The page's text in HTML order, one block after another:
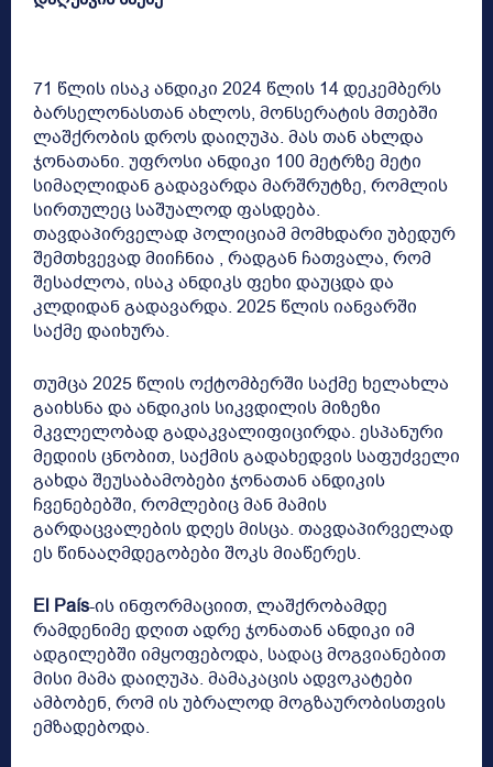
71 წლის ისაკ ანდიკი 2024 წლის 14 დეკემბერს
ბარსელონასთან ახლოს, მონსერატის მთებში
ლაშქრობის დროს დაიღუპა. მას თან ახლდა
ჯონათანი. უფროსი ანდიკი 100 მეტრზე მეტი
სიმაღლიდან გადავარდა მარშრუტზე, რომლის
სირთულეც საშუალოდ ფასდება.
თავდაპირველად პოლიციამ მომხდარი უბედურ
შემთხვევად მიიჩნია , რადგან ჩათვალა, რომ
შესაძლოა, ისაკ ანდიკს ფეხი დაუცდა და
კლდიდან გადავარდა. 2025 წლის იანვარში
საქმე დაიხურა.
თუმცა 2025 წლის ოქტომბერში საქმე ხელახლა
გაიხსნა და ანდიკის სიკვდილის მიზეზი
მკვლელობად გადაკვალიფიცირდა. ესპანური
მედიის ცნობით, საქმის გადახედვის საფუძველი
გახდა შეუსაბამობები ჯონათან ანდიკის
ჩვენებებში, რომლებიც მან მამის
გარდაცვალების დღეს მისცა. თავდაპირველად
ეს წინააღმდეგობები შოკს მიაწერეს.
El País-ის ინფორმაციით, ლაშქრობამდე
რამდენიმე დღით ადრე ჯონათან ანდიკი იმ
ადგილებში იმყოფებოდა, სადაც მოგვიანებით
მისი მამა დაიღუპა. მამაკაცის ადვოკატები
ამბობენ, რომ ის უბრალოდ მოგზაურობისთვის
ემზადებოდა.